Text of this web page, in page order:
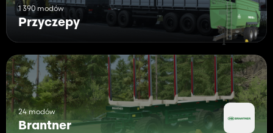
1 390 modów
Przyczepy
24 modów
Brantner